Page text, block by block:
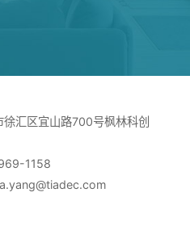
徐汇区宜山路700号枫林科创
1158